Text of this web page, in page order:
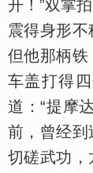
开！”双掌
震得身形不
但他那柄铁
车盖打得
道：“提摩
前，曾经到
切磋武功，